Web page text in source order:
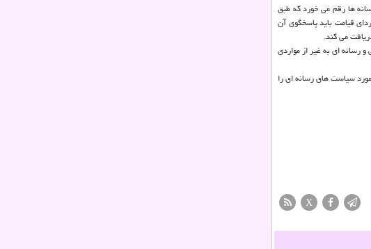
ها رقم می خورد که طبق
قیامت باید پاسخگوی آن
می کند.
رسانه ای به غیر از مواردی
سیاست های رسانه ای را
X